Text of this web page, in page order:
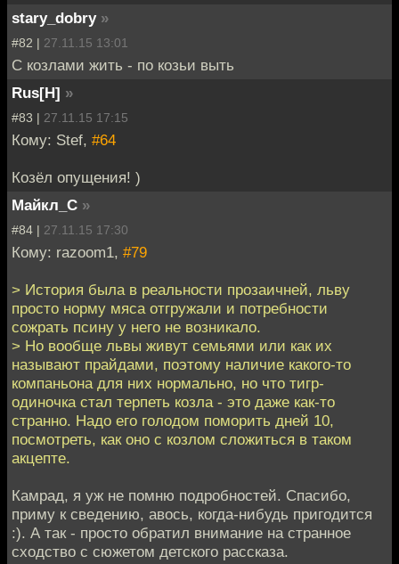
stary_dobry »
#82 | 27.11.15 13:01
С козлами жить - по козьи выть
Rus[H] »
#83 | 27.11.15 17:15
Кому: Stef, #64
Козёл опущения! )
Майкл_С »
#84 | 27.11.15 17:30
Кому: razoom1, #79
> История была в реальности прозаичней, льву
просто норму мяса отгружали и потребности
сожрать псину у него не возникало.
> Но вообще львы живут семьями или как их
называют прайдами, поэтому наличие какого-то
компаньона для них нормально, но что тигр-
одиночка стал терпеть козла - это даже как-то
странно. Надо его голодом поморить дней 10,
посмотреть, как оно с козлом сложиться в таком
акцепте.
Камрад, я уж не помню подробностей. Спасибо,
приму к сведению, авось, когда-нибудь пригодится
:). А так - просто обратил внимание на странное
сходство с сюжетом детского рассказа.